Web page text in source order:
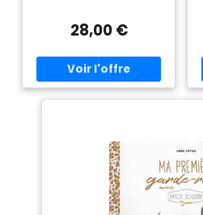
Construction et
ajustement
28,00 €